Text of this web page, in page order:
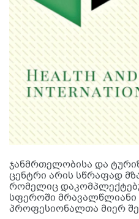
ჯანმრთელობისა და
ცენტრი არის სწრაფად
რომელიც
სფეროში მრავალწლიანი
პროფესიონალთა მიერ